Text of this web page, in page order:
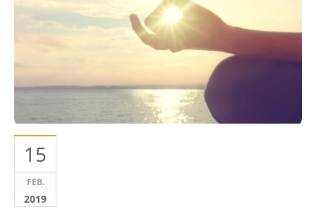
15
FEB.
2019